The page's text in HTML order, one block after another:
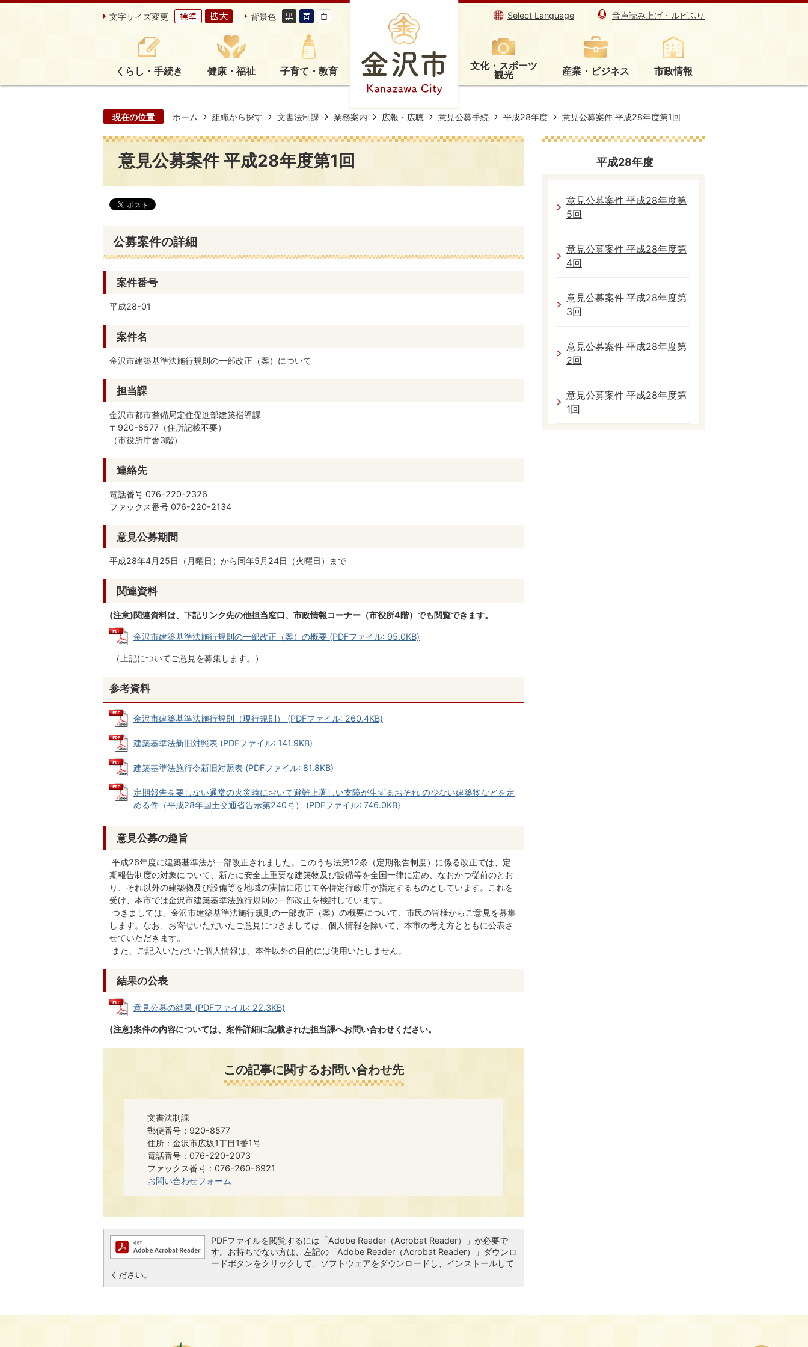
文字サイズ変更 背景色 Select Language 音声読み上げ・ルビふり
くらし・手続き 健康・福祉 子育て・教育 文化・スポーツ
観光 産業・ビジネス 市政情報
現在の位置 ホーム 組織から探す 文書法制課 業務案内 広報・広聴 意見公募手続 平成28年度 意見公募案件 平成28年度第1回
意見公募案件 平成28年度第1回
公募案件の詳細
案件番号
平成28-01
案件名
金沢市建築基準法施行規則の一部改正（案）について
担当課
金沢市都市整備局定住促進部建築指導課
〒920-8577（住所記載不要）
（市役所庁舎3階）
連絡先
電話番号 076-220-2326
ファックス番号 076-220-2134
意見公募期間
平成28年4月25日（月曜日）から同年5月24日（火曜日）まで
関連資料
(注意)関連資料は、下記リンク先の他担当窓口、市政情報コーナー（市役所4階）でも閲覧できます。
金沢市建築基準法施行規則の一部改正（案）の概要 (PDFファイル: 95.0KB)
（上記についてご意見を募集します。）
参考資料
金沢市建築基準法施行規則（現行規則） (PDFファイル: 260.4KB)
建築基準法新旧対照表 (PDFファイル: 141.9KB)
建築基準法施行令新旧対照表 (PDFファイル: 81.8KB)
定期報告を要しない通常の火災時において避難上著しい支障が生ずるおそれ の少ない建築物などを定
める件（平成28年国土交通省告示第240号） (PDFファイル: 746.0KB)
意見公募の趣旨
平成26年度に建築基準法が一部改正されました。このうち法第12条（定期報告制度）に係る改正では、定
期報告制度の対象について、新たに安全上重要な建築物及び設備等を全国一律に定め、なおかつ従前のとお
り、それ以外の建築物及び設備等を地域の実情に応じて各特定行政庁が指定するものとしています。これを
受け、本市では金沢市建築基準法施行規則の一部改正を検討しています。
つきましては、金沢市建築基準法施行規則の一部改正（案）の概要について、市民の皆様からご意見を募集
します。なお、お寄せいただいたご意見につきましては、個人情報を除いて、本市の考え方とともに公表さ
せていただきます。
また、ご記入いただいた個人情報は、本件以外の目的には使用いたしません。
結果の公表
意見公募の結果 (PDFファイル: 22.3KB)
(注意)案件の内容については、案件詳細に記載された担当課へお問い合わせください。
この記事に関するお問い合わせ先
文書法制課
郵便番号：920-8577
住所：金沢市広坂1丁目1番1号
電話番号：076-220-2073
ファックス番号：076-260-6921​​​​
お問い合わせフォーム
PDFファイルを閲覧するには「Adobe Reader（Acrobat Reader）」が必要で
す。お持ちでない方は、左記の「Adobe Reader（Acrobat Reader）」ダウンロ
ードボタンをクリックして、ソフトウェアをダウンロードし、インストールして
ください。
平成28年度
意見公募案件 平成28年度第
5回
意見公募案件 平成28年度第
4回
意見公募案件 平成28年度第
3回
意見公募案件 平成28年度第
2回
意見公募案件 平成28年度第
1回